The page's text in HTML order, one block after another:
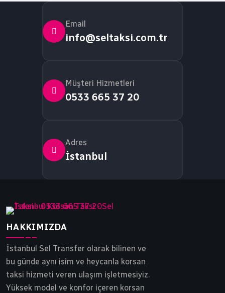
Email
info@seltaksi.com.tr
Müşteri Hizmetleri
0533 665 37 20
Adres
İstanbul
HAKKIMIZDA
İstanbul Sel Transfer olarak bilinen ve
bu günde aynı isim ve heycanla korsan
taksi hizmeti veren ulaşım işletmesiyiz.
Yüksek model ve konfor içeren korsan